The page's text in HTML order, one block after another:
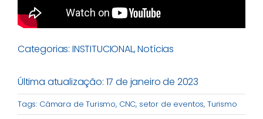
Categorias: INSTITUCIONAL,Notícias
Última atualização: 17 de janeiro de 2023
Tags: Câmara de Turismo, CNC, setor de eventos, Turismo